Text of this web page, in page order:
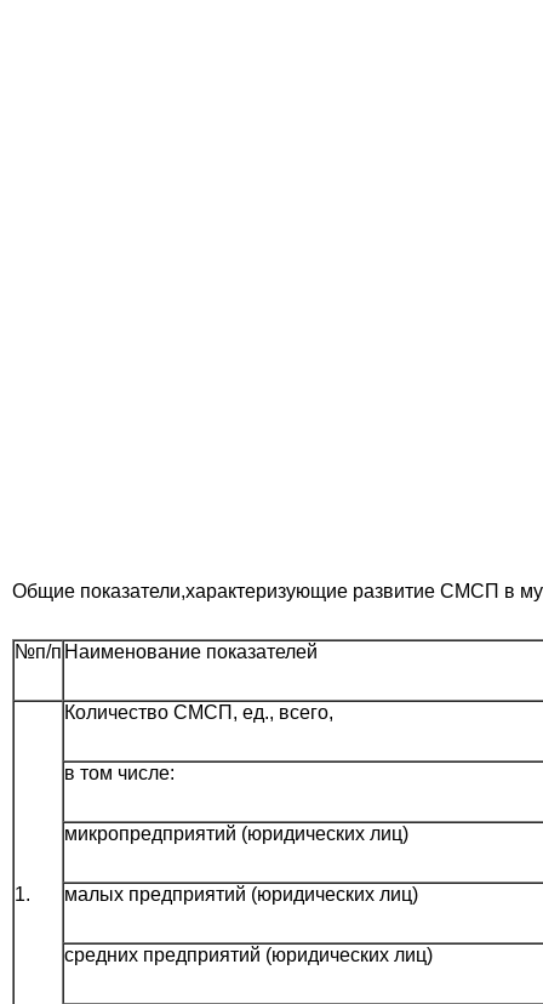
Общие показатели,характеризующие развитие СМСП в
№п/п Наименование показателей
1.
Количество СМСП, ед., всего,
в том числе:
микропредприятий (юридических лиц)
малых предприятий (юридических лиц)
средних предприятий (юридических лиц)